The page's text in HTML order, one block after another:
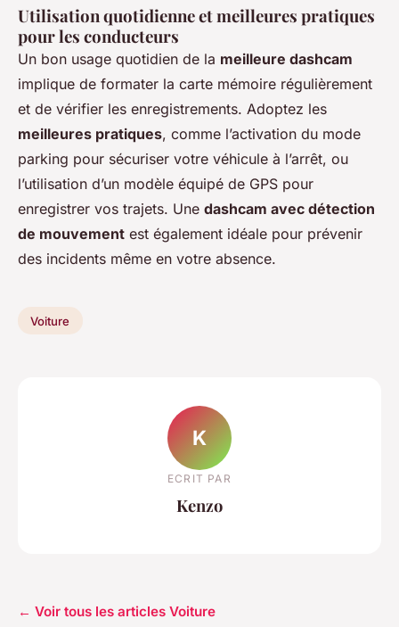
Utilisation quotidienne et meilleures pratiques
pour les conducteurs
Un bon usage quotidien de la meilleure dashcam
implique de formater la carte mémoire régulièrement
et de vérifier les enregistrements. Adoptez les
meilleures pratiques, comme l’activation du mode
parking pour sécuriser votre véhicule à l’arrêt, ou
l’utilisation d’un modèle équipé de GPS pour
enregistrer vos trajets. Une dashcam avec détection
de mouvement est également idéale pour prévenir
des incidents même en votre absence.
Voiture
K
ECRIT PAR
Kenzo
← Voir tous les articles Voiture